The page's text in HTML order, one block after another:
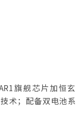
旗舰芯片加恒玄
术；配备双电池系